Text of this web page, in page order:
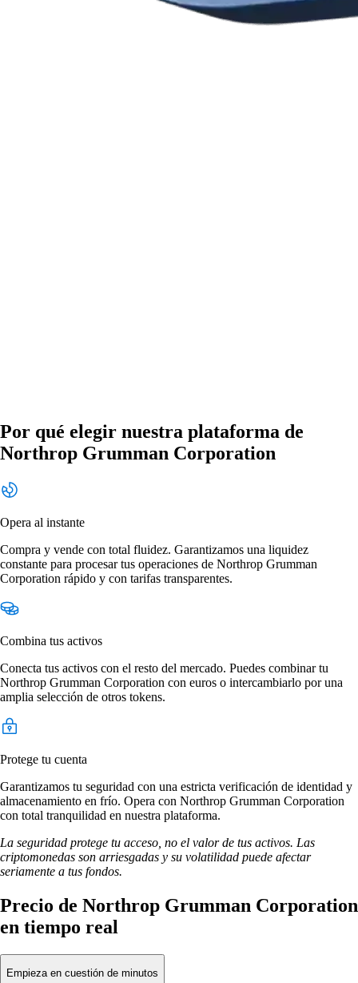
Por qué elegir nuestra plataforma de
Northrop Grumman Corporation
Opera al instante
Compra y vende con total fluidez. Garantizamos una liquidez
constante para procesar tus operaciones de Northrop Grumman
Corporation rápido y con tarifas transparentes.
Combina tus activos
Conecta tus activos con el resto del mercado. Puedes combinar tu
Northrop Grumman Corporation con euros o intercambiarlo por una
amplia selección de otros tokens.
Protege tu cuenta
Garantizamos tu seguridad con una estricta verificación de identidad y
almacenamiento en frío. Opera con Northrop Grumman Corporation
con total tranquilidad en nuestra plataforma.
La seguridad protege tu acceso, no el valor de tus activos. Las
criptomonedas son arriesgadas y su volatilidad puede afectar
seriamente a tus fondos.
Precio de Northrop Grumman Corporation
en tiempo real
Empieza en cuestión de minutos